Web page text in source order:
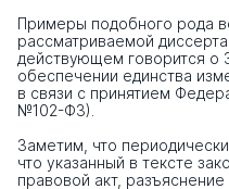
Примеры подобного рода
рассматриваемой
действующем говорится о
обеспечении единства
в связи с принятием
№102-ФЗ).
Заметим, что
что указанный в тексте
правовой акт,